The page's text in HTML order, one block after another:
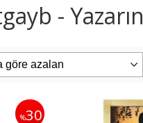
-
%30